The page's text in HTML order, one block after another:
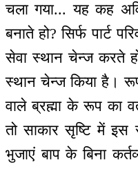
चला गया... यह कह
बनाते हो? सिर्फ पार्ट
सेवा स्थान चेन्ज करते
स्थान चेन्ज किया है।
वाले ब्रह्मा के रूप का
तो साकार सृष्टि में
भुजाएं बाप के बिना